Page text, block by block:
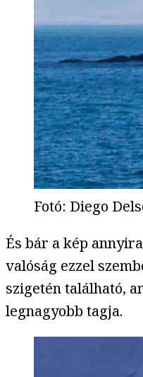
Fotó: Diego
És bár a kép
valóság ezzel
szigetén található,
legnagyobb tagja.